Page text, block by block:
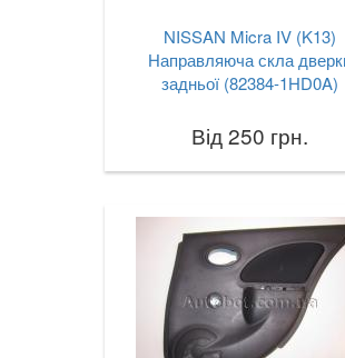
NISSAN Micra IV (K13)
Направляюча скла
задньої (82384-1HD0A)
Від 250 грн.